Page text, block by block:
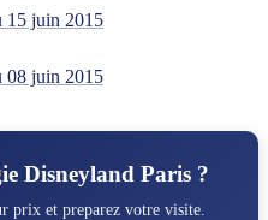
15 juin 2015
08 juin 2015
Disneyland Paris ?
prix et preparez votre visite.